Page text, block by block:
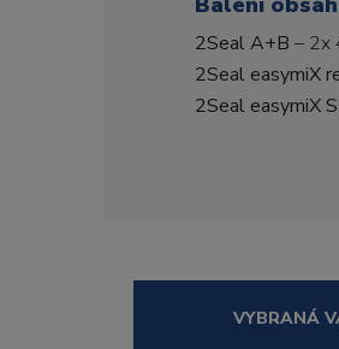
2Seal A+B – 2x
2Seal easymiX
2Seal easymiX
VYBRANÁ